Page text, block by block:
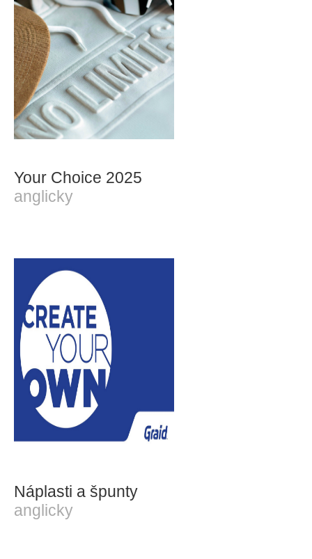
Your Choice 2025
anglicky
Náplasti a špunty
anglicky